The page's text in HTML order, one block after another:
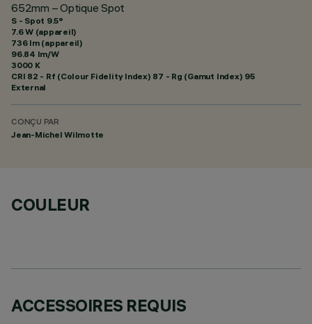
652mm – Optique Spot
S - Spot 9.5°
7.6 W (appareil)
736 lm (appareil)
96.84 lm/W
3000 K
CRI 82 - Rf (Colour Fidelity Index) 87 - Rg (Gamut Index) 95
External
CONÇU PAR
Jean-Michel Wilmotte
COULEUR
ACCESSOIRES REQUIS